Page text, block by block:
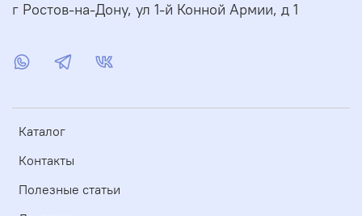
Каталог
Контакты
Полезные статьи
г Ростов-на-Дону, ул 1-й Конной Армии, д 1